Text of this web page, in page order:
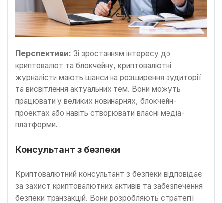
Перспективи: Зі зростанням інтересу до
криптовалют та блокчейну, криптовалютні
журналісти мають шанси на розширення аудиторії
та висвітлення актуальних тем. Вони можуть
працювати у великих новинарнях, блокчейн-
проектах або навіть створювати власні медіа-
платформи.
Консультант з безпеки
Криптовалютний консультант з безпеки відповідає
за захист криптовалютних активів та забезпечення
безпеки транзакцій. Вони розробляють стратегії